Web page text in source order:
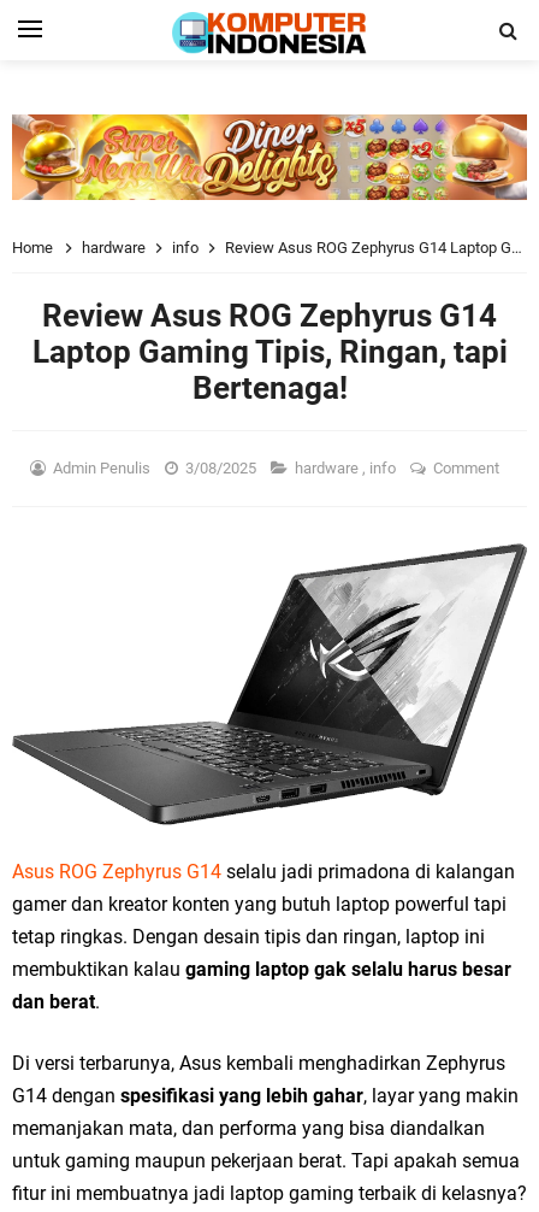
Home hardware info Review Asus ROG Zephyrus G14 Laptop Gaming Tipis, Ringan, tapi Bertenaga!
Review Asus ROG Zephyrus G14
Laptop Gaming Tipis, Ringan, tapi
Bertenaga!
Admin Penulis 3/08/2025 hardware , info Comment
Asus ROG Zephyrus G14 selalu jadi primadona di kalangan
gamer dan kreator konten yang butuh laptop powerful tapi
tetap ringkas. Dengan desain tipis dan ringan, laptop ini
membuktikan kalau gaming laptop gak selalu harus besar
dan berat.
Di versi terbarunya, Asus kembali menghadirkan Zephyrus
G14 dengan spesifikasi yang lebih gahar, layar yang makin
memanjakan mata, dan performa yang bisa diandalkan
untuk gaming maupun pekerjaan berat. Tapi apakah semua
fitur ini membuatnya jadi laptop gaming terbaik di kelasnya?